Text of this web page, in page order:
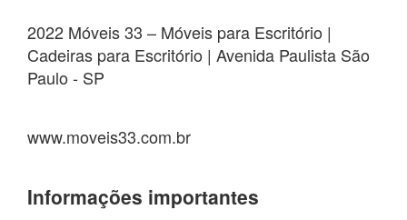
2022 Móveis 33 – Móveis para Escritório |
Cadeiras para Escritório | Avenida Paulista São
Paulo - SP
www.moveis33.com.br
Informações importantes